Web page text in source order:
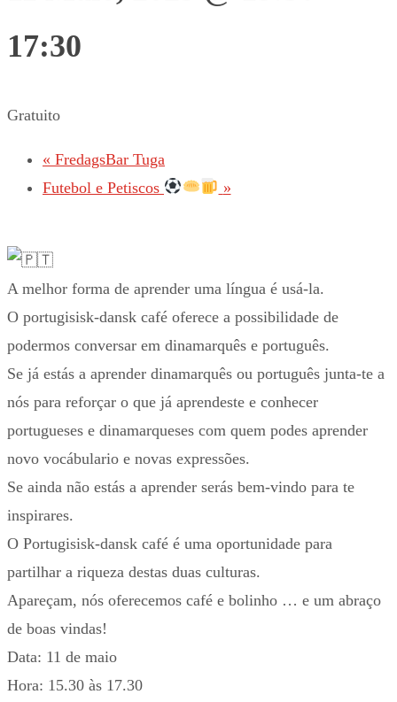
17:30
Gratuito
« FredagsBar Tuga
Futebol e Petiscos
»
A melhor forma de aprender uma língua é usá-la.
O portugisisk-dansk café oferece a possibilidade de
podermos conversar em dinamarquês e português.
Se já estás a aprender dinamarquês ou português junta-te a
nós para reforçar o que já aprendeste e conhecer
portugueses e dinamarqueses com quem podes aprender
novo vocábulario e novas expressões.
Se ainda não estás a aprender serás bem-vindo para te
inspirares.
O Portugisisk-dansk café é uma oportunidade para
partilhar a riqueza destas duas culturas.
Apareçam, nós oferecemos café e bolinho … e um abraço
de boas vindas!
Data: 11 de maio
Hora: 15.30 às 17.30